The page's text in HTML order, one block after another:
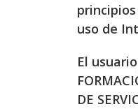
uso de
El
DE